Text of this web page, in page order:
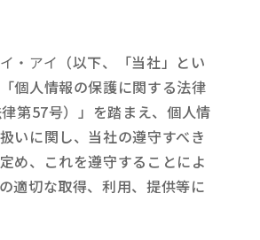
・アイ （以下、「当社」とい
個人情報の保護に関する法律
律第57号）」を踏まえ、個人情
いに関し、当社の遵守すべき
め、これを遵守することによ
適切な取得、利用、提供等に